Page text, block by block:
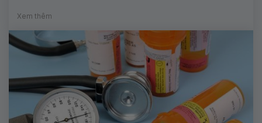
Xem thêm